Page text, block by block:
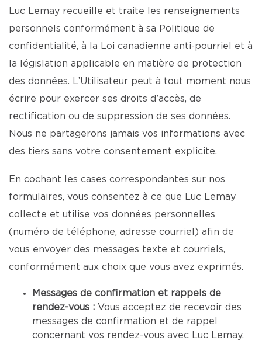
Luc Lemay recueille et traite les renseignements
personnels conformément à sa Politique de
confidentialité, à la Loi canadienne anti-pourriel et à
la législation applicable en matière de protection
des données. L’Utilisateur peut à tout moment nous
écrire pour exercer ses droits d’accès, de
rectification ou de suppression de ses données.
Nous ne partagerons jamais vos informations avec
des tiers sans votre consentement explicite.
En cochant les cases correspondantes sur nos
formulaires, vous consentez à ce que Luc Lemay
collecte et utilise vos données personnelles
(numéro de téléphone, adresse courriel) afin de
vous envoyer des messages texte et courriels,
conformément aux choix que vous avez exprimés.
Messages de confirmation et rappels de
rendez-vous : Vous acceptez de recevoir des
messages de confirmation et de rappel
concernant vos rendez-vous avec Luc Lemay.